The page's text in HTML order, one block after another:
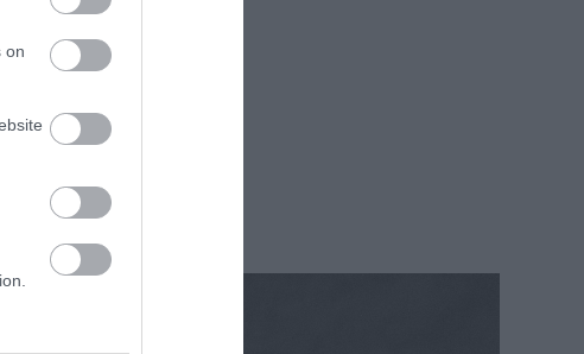
on